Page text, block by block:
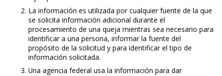
La información es utilizada por cualquier fuente de la que
se solicita información adicional durante el
procesamiento de una queja mientras sea necesario para
identificar a una persona, informar la fuente del
propósito de la solicitud y para identificar el tipo de
información solicitada.
Una agencia federal usa la información para dar